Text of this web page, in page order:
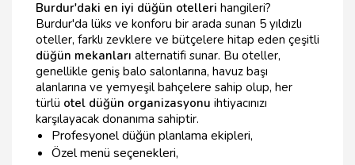
Burdur'daki en iyi düğün otelleri hangileri?
Burdur'da lüks ve konforu bir arada sunan 5 yıldızlı
oteller, farklı zevklere ve bütçelere hitap eden çeşitli
düğün mekanları alternatifi sunar. Bu oteller,
genellikle geniş balo salonlarına, havuz başı
alanlarına ve yemyeşil bahçelere sahip olup, her
türlü otel düğün organizasyonu ihtiyacınızı
karşılayacak donanıma sahiptir.
Profesyonel düğün planlama ekipleri,
Özel menü seçenekleri,